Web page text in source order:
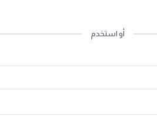
أو استخدم